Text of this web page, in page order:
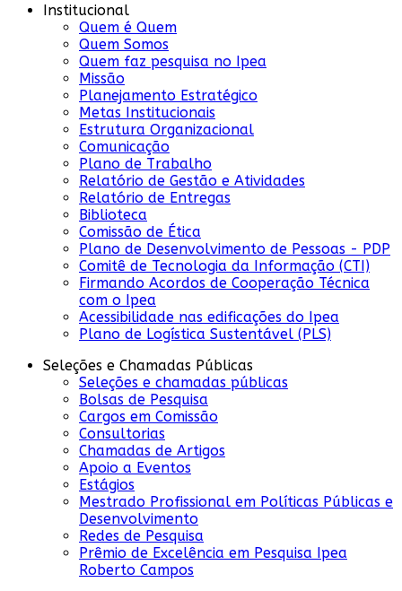
Institucional
Quem é Quem
Quem Somos
Quem faz pesquisa no Ipea
Missão
Planejamento Estratégico
Metas Institucionais
Estrutura Organizacional
Comunicação
Plano de Trabalho
Relatório de Gestão e Atividades
Relatório de Entregas
Biblioteca
Comissão de Ética
Plano de Desenvolvimento de Pessoas - PDP
Comitê de Tecnologia da Informação (CTI)
Firmando Acordos de Cooperação Técnica
com o Ipea
Acessibilidade nas edificações do Ipea
Plano de Logística Sustentável (PLS)
Seleções e Chamadas Públicas
Seleções e chamadas públicas
Bolsas de Pesquisa
Cargos em Comissão
Consultorias
Chamadas de Artigos
Apoio a Eventos
Estágios
Mestrado Profissional em Políticas Públicas e
Desenvolvimento
Redes de Pesquisa
Prêmio de Excelência em Pesquisa Ipea
Roberto Campos